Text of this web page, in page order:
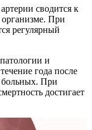
сводится к
При
регулярный
и
года после
больных. При
достигает